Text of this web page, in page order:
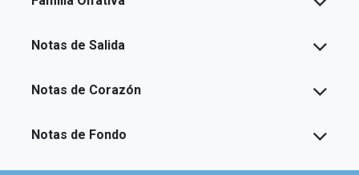
Notas de Salida
Notas de Corazón
Notas de Fondo